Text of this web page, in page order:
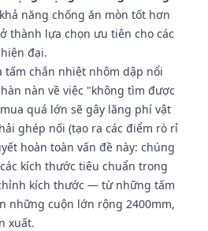
năng chống ăn mòn tốt hơn
thành lựa chọn ưu tiên cho các
đại.
tấm chắn nhiệt nhôm dập nổi
nàn về việc "không tìm được
quá lớn sẽ gây lãng phí vật
ghép nối (tạo ra các điểm rò rỉ
hoàn toàn vấn đề này: chúng
kích thước tiêu chuẩn trong
kích thước — từ những tấm
những cuộn lớn rộng 2400mm,
xuất.